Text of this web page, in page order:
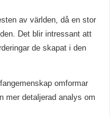
av världen, då en stor
Det blir intressant att
de skapat i den
omformar
mer detaljerad analys om